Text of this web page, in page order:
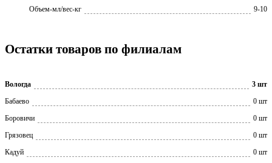
Объем-мл/вес-кг
9-10
Остатки товаров по филиалам
Вологда
3 шт
Бабаево
0 шт
Боровичи
0 шт
Грязовец
0 шт
Кадуй
0 шт